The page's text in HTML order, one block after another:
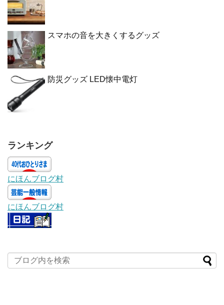
スマホの音を大きくするグッズ
防災グッズ LED懐中電灯
ランキング
にほんブログ村
にほんブログ村